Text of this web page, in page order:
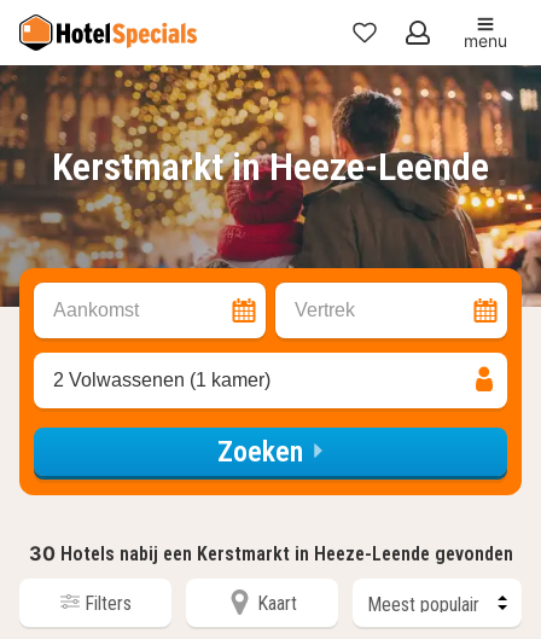
Mijn
favorieten
menu
Kerstmarkt in Heeze-Leende
Aankomst Vertrek
2 Volwassenen (1 kamer)
Zoeken
30 Hotels nabij een Kerstmarkt in Heeze-Leende gevonden
Filters Kaart